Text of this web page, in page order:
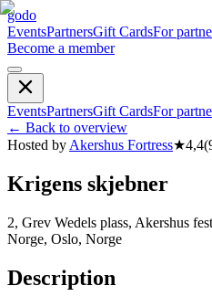
godo
EventsPartnersGift CardsFor
Become a member
EventsPartnersGift CardsFor
← Back to overview
Hosted by Akershus Fortress★4,4(
Krigens skjebner
2, Grev Wedels plass, Akershus
Norge, Oslo, Norge
Description